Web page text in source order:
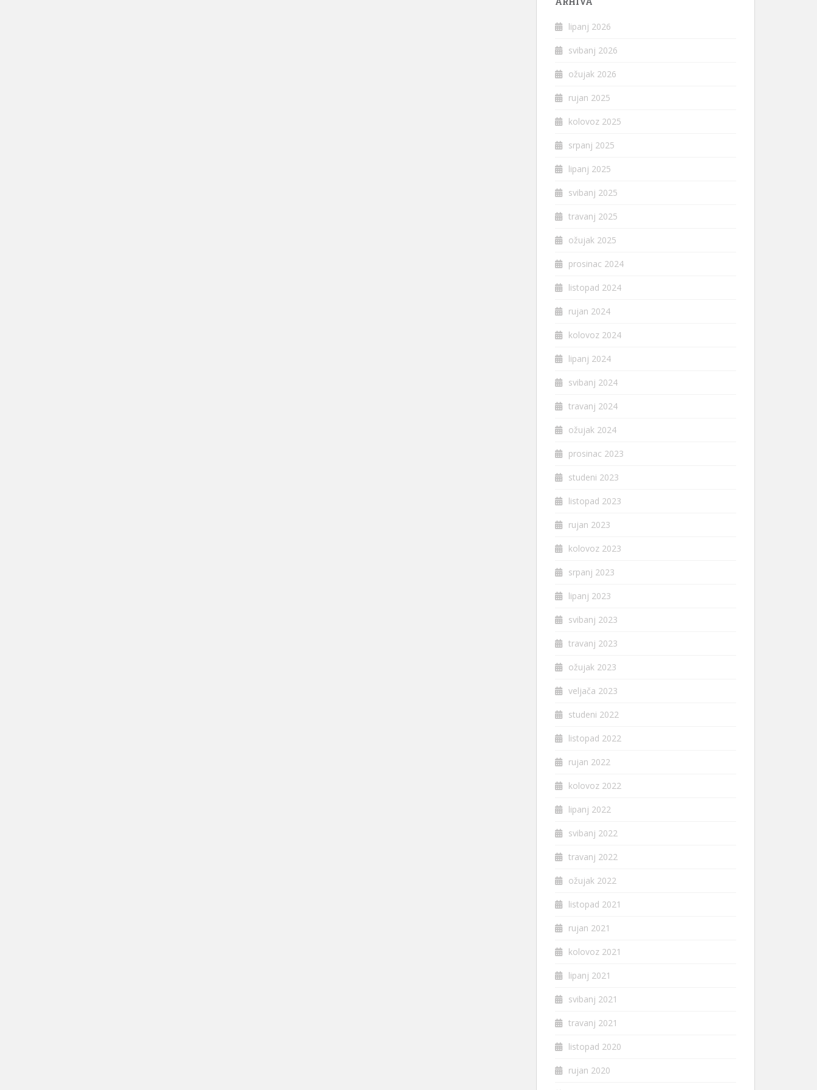
lipanj 2026
svibanj 2026
ožujak 2026
rujan 2025
kolovoz 2025
srpanj 2025
lipanj 2025
svibanj 2025
travanj 2025
ožujak 2025
prosinac 2024
listopad 2024
rujan 2024
kolovoz 2024
lipanj 2024
svibanj 2024
travanj 2024
ožujak 2024
prosinac 2023
studeni 2023
listopad 2023
rujan 2023
kolovoz 2023
srpanj 2023
lipanj 2023
svibanj 2023
travanj 2023
ožujak 2023
veljača 2023
studeni 2022
listopad 2022
rujan 2022
kolovoz 2022
lipanj 2022
svibanj 2022
travanj 2022
ožujak 2022
listopad 2021
rujan 2021
kolovoz 2021
lipanj 2021
svibanj 2021
travanj 2021
listopad 2020
rujan 2020